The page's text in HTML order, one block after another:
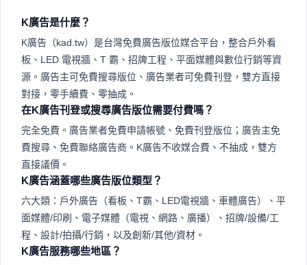
K廣告是什麼？
K廣告（kad.tw）是台灣免費廣告版位媒合平台，整合戶外看
板、LED 電視牆、T 霸、招牌工程、平面媒體與數位行銷等資
源。廣告主可免費搜尋版位、廣告業者可免費刊登，雙方直接
對接，零手續費、零抽成。
在K廣告刊登或搜尋廣告版位需要付費嗎？
完全免費。廣告業者免費申請帳號、免費刊登版位；廣告主免
費搜尋、免費聯絡廣告商。K廣告不收媒合費、不抽成，雙方
直接議價。
K廣告涵蓋哪些廣告版位類型？
六大類：戶外廣告（看板、T霸、LED電視牆、車體廣告）、平
面媒體/印刷、電子媒體（電視、網路、廣播）、招牌/設備/工
程、設計/拍攝/行銷，以及創新/其他/資材。
K廣告服務哪些地區？